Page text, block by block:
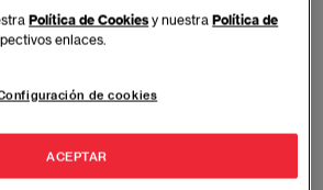
Analytics y tecnologías cloud,
gestionar proyectos
de proyectos de IA, con un
ética en el uso de estas
Política de Cookies y nuestraPolítica de
enlaces.
de cookies
ACEPTAR